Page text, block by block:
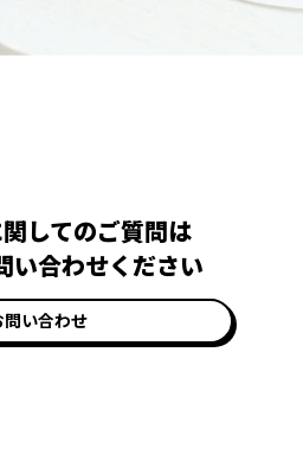
してのご質問は
い合わせください
問い合わせ